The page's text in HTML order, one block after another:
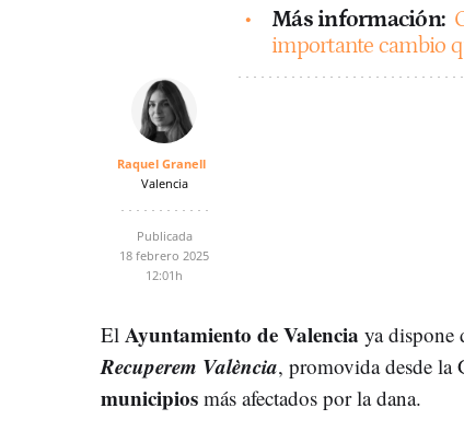
Más información:
importante cambio
Raquel Granell
Valencia
Publicada
18 febrero 2025
12:01h
El Ayuntamiento de Valencia ya dispone
Recuperem València, promovida desde la
municipios más afectados por la dana.